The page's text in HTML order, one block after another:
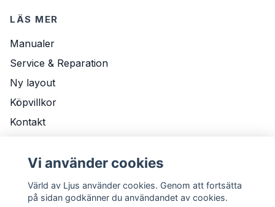
LÄS MER
Manualer
Service & Reparation
Ny layout
Köpvillkor
Kontakt
Leveransvillkor
Vi använder cookies
Värld av Ljus använder cookies. Genom att fortsätta
på sidan godkänner du användandet av cookies.